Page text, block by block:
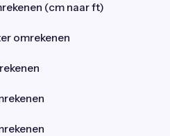
(cm naar ft)
omrekenen